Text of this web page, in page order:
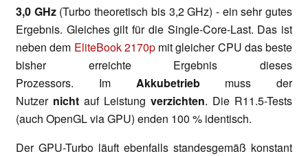
3,0 GHz(Turbo theoretisch bis 3,2 GHz) - ein sehr gutes
Ergebnis. Gleiches gilt für die Single-Core-Last. Das ist
neben dem EliteBook 2170pmit gleicher CPU das beste
bisher erreichte Ergebnis dieses
Prozessors. Im Akkubetrieb muss der
Nutzer nicht auf Leistung verzichten. Die R11.5-Tests
(auch OpenGL via GPU) enden 100 % identisch.
Der GPU-Turbo läuft ebenfalls standesgemäß konstant